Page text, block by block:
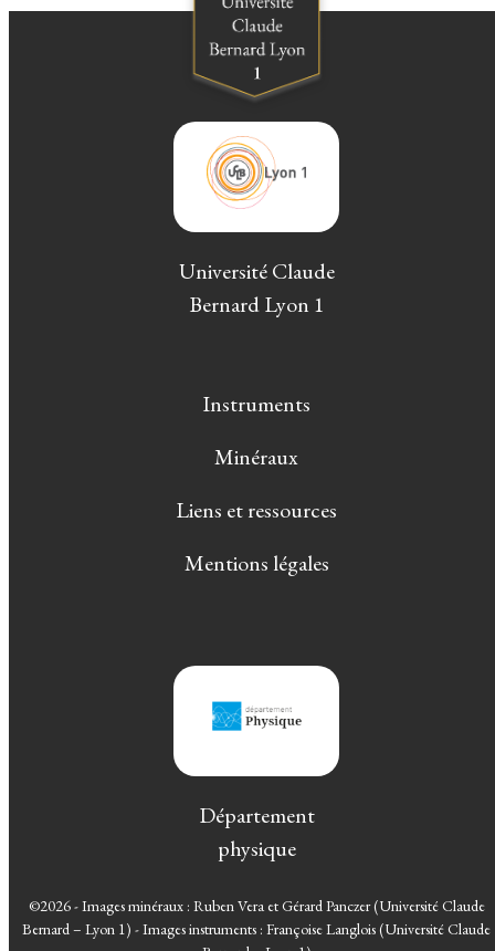
Université Claude
Bernard Lyon 1
Instruments
Minéraux
Liens et ressources
Mentions légales
Département
physique
©2026 - Images minéraux : Ruben Vera et Gérard Panczer (Université Claude
Bernard – Lyon 1) - Images instruments : Françoise Langlois (Université Claude